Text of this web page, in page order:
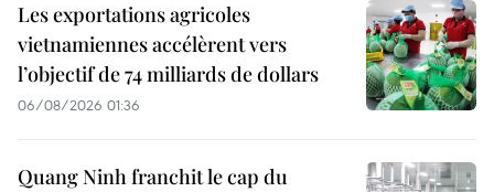
Les exportations agricoles
vietnamiennes accélèrent vers
l’objectif de 74 milliards de dollars
06/08/2026 01:36
Quang Ninh franchit le cap du